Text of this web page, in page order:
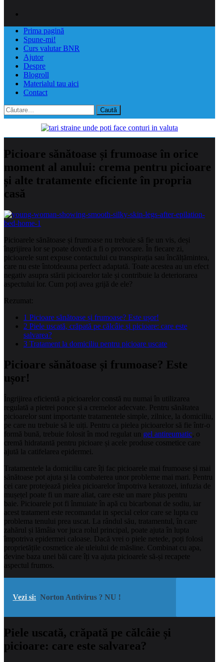
Prima pagină
Spune-mi!
Curs valutar BNR
Ajutor
Despre
Blogroll
Materialul tau aici
Contact
Caută
după:
Picioare sănătoase și frumoase în orice
moment al anului: crema pentru picioare
și alte tratamente eficiente în propria
casă
Picioarele sănătoase și frumoase nu trebuie să fie un vis, deși
îngrijirea lor se poate dovedi a fi o provocare. În fiecare zi,
picioarele sunt expuse contactului cu transpirația sau încălțămintea,
care nu este întotdeauna perfect adaptată. Toate acestea au un efect
negativ asupra stării picioarelor tale și contribuie la deteriorarea
aspectului lor. Cum poți avea grijă de ele?
Rezumat:
1 Picioare sănătoase și frumoase? Este ușor!
2 Piele uscată, crăpată pe călcâie și picioare: care este
salvarea?
3 Tratament la domiciliu pentru picioare uscate
Picioare sănătoase și frumoase? Este
ușor!
Îngrijirea eficientă a picioarelor constă nu numai în utilizarea
regulată a pietrei ponce și a cremelor adecvate. Pentru sănătatea
picioarelor sunt importante tratamentele simple, zilnice, la domiciliu,
pe care nu trebuie să le uiți. Pentru ca pielea picioarelor să fie într-o
formă bună, trebuie folosit în mod regulat un gel antireumatic, o
cremă hidratantă pentru picioare și acele produse cosmetice care
ajută la catifelarea epidermei.
Tratamentele la domiciliu care îți fac picioarele mai frumoase și mai
sănătoase pot ajuta și la combaterea unor probleme mai mari. Pentru
cei care protejează pielea picioarelor împotriva keratozei, infuzia de
mușețel poate fi un mare aliat, care este un mare plus pentru
baie. Picioarele pot fi înmuiate în apă cu bicarbonat de sodiu, iar
acest tratament este recomandat in special celor care se lupta cu
problema tenului prea uscat. La rândul său, tratamentul, în care
zahărul și lămâia vor juca rolul principal, poate ajuta în lupta
împotriva epidermei caloase. Dacă vrei o piele netede, poți folosi
proprietățile cosmetice ale uleiului de măsline. Combinat cu apa,
devine baza unei băi care îți va ajuta picioarele să-și recapete
aspectul frumos.
Vezi si: Norton Antivirus ? NU !
Piele uscată, crăpată pe călcâie și
picioare: care este salvarea?